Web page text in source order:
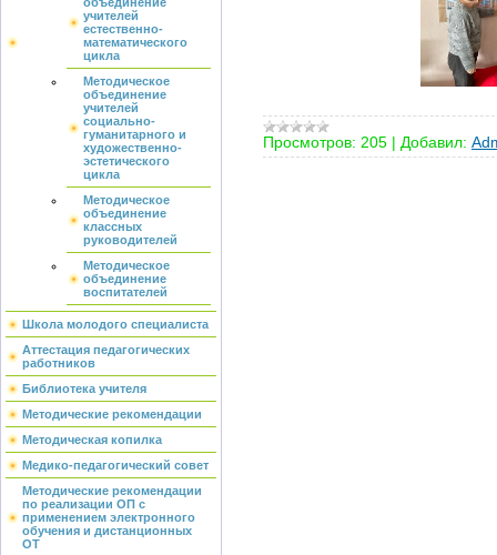
учителей
естественно-
математического
цикла
Методическое
объединение
учителей
социально-
гуманитарного и
художественно-
эстетического
цикла
Методическое
объединение
классных
руководителей
Методическое
объединение
воспитателей
Школа молодого специалиста
Аттестация педагогических
работников
Библиотека учителя
Методические рекомендации
Методическая копилка
Медико-педагогический совет
Методические рекомендации
по реализации ОП с
применением электронного
обучения и дистанционных
ОТ
Просмотров: 205 | Добавил: